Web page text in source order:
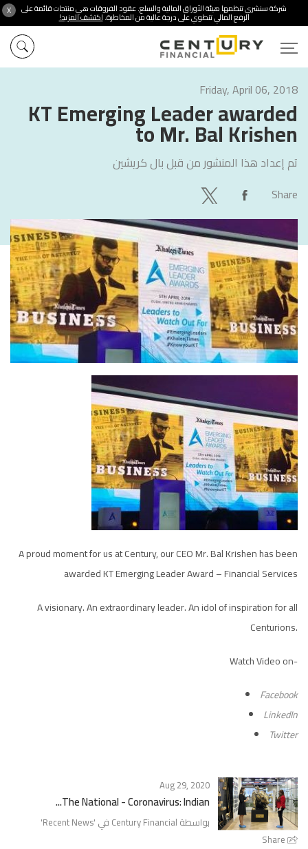
X شركة سنشري تنظمها هيئة الأوراق المالية والسلع. عقود الفروقات هي منتجات قائمة على
الرفع المالي تنطوي على درجة عالية من المخاطرة.اكتشف المزيد!
Friday, April 06, 2018
KT Emerging Leader awarded
to Mr. Bal Krishen
تم إعداد هذا المنشور من قبل بال كريشين
Share
A proud moment for us at Century, our CEO Mr. Bal Krishen has been
awarded KT Emerging Leader Award – Financial Services
A visionary. An extraordinary leader. An idol of inspiration for all
Centurions.
Watch Video on-
Facebook
LinkedIn
Twitter
Share
Aug 29, 2020
The National - Coronavirus: Indian...
بواسطة Century Financial في ' Recent News
'